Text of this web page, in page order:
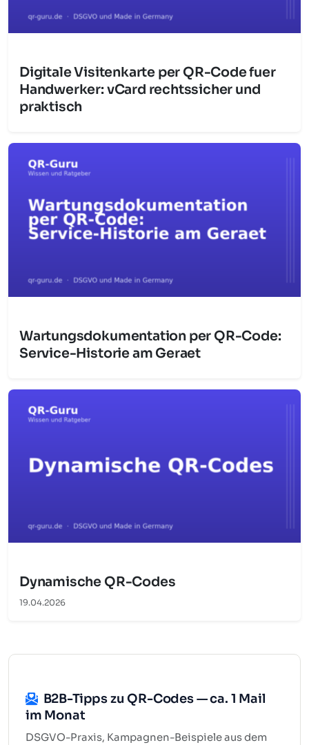
Digitale Visitenkarte per QR-Code fuer
Handwerker: vCard rechtssicher und
praktisch
Wartungsdokumentation per QR-Code:
Service-Historie am Geraet
Dynamische QR-Codes
19.04.2026
B2B-Tipps zu QR-Codes — ca. 1 Mail
im Monat
DSGVO-Praxis, Kampagnen-Beispiele aus dem